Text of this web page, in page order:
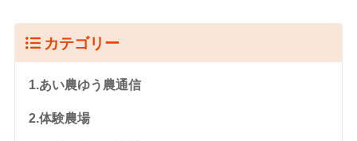
カテゴリー
1.あい農ゆう農通信
2.体験農場